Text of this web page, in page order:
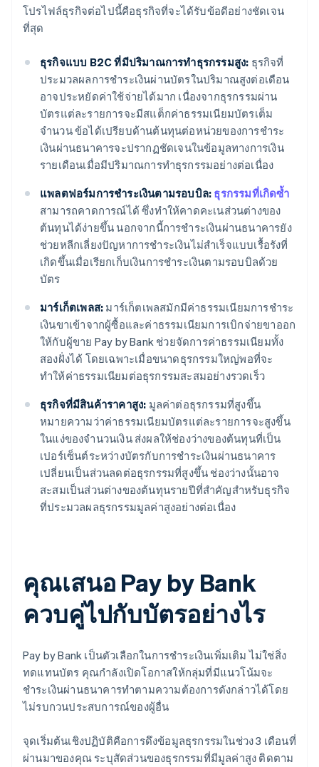
โปรไฟล์ธุรกิจต่อไปนี้คือธุรกิจที่จะได้รับข้อดีอย่างชัดเจน
ที่สุด
ธุรกิจแบบ B2C ที่มีปริมาณการทำธุรกรรมสูง: ธุรกิจที่
ประมวลผลการชำระเงินผ่านบัตรในปริมาณสูงต่อเดือน
อาจประหยัดค่าใช้จ่ายได้มาก เนื่องจากธุรกรรมผ่าน
บัตรแต่ละรายการจะมีสแต็กค่าธรรมเนียมบัตรเต็ม
จำนวน ข้อได้เปรียบด้านต้นทุนต่อหน่วยของการชำระ
เงินผ่านธนาคารจะปรากฏชัดเจนในข้อมูลทางการเงิน
รายเดือนเมื่อมีปริมาณการทำธุรกรรมอย่างต่อเนื่อง
แพลตฟอร์มการชำระเงินตามรอบบิล: ธุรกรรมที่เกิดซ้ำ
สามารถคาดการณ์ได้ ซึ่งทำให้คาดคะเนส่วนต่างของ
ต้นทุนได้ง่ายขึ้น นอกจากนี้การชำระเงินผ่านธนาคารยัง
ช่วยหลีกเลี่ยงปัญหาการชำระเงินไม่สำเร็จแบบเรื้อรังที่
เกิดขึ้นเมื่อเรียกเก็บเงินการชำระเงินตามรอบบิลด้วย
บัตร
มาร์เก็ตเพลส: มาร์เก็ตเพลสมักมีค่าธรรมเนียมการชำระ
เงินขาเข้าจากผู้ซื้อและค่าธรรมเนียมการเบิกจ่ายขาออก
ให้กับผู้ขาย Pay by Bank ช่วยจัดการค่าธรรมเนียมทั้ง
สองฝั่งได้ โดยเฉพาะเมื่อขนาดธุรกรรมใหญ่พอที่จะ
ทำให้ค่าธรรมเนียมต่อธุรกรรมสะสมอย่างรวดเร็ว
ธุรกิจที่มีสินค้าราคาสูง: มูลค่าต่อธุรกรรมที่สูงขึ้น
หมายความว่าค่าธรรมเนียมบัตรแต่ละรายการจะสูงขึ้น
ในแง่ของจำนวนเงิน ส่งผลให้ช่องว่างของต้นทุนที่เป็น
เปอร์เซ็นต์ระหว่างบัตรกับการชำระเงินผ่านธนาคาร
เปลี่ยนเป็นส่วนลดต่อธุรกรรมที่สูงขึ้น ช่องว่างนั้นอาจ
สะสมเป็นส่วนต่างของต้นทุนรายปีที่สำคัญสำหรับธุรกิจ
ที่ประมวลผลธุรกรรมมูลค่าสูงอย่างต่อเนื่อง
คุณเสนอ Pay by Bank
ควบคู่ไปกับบัตรอย่างไร
Pay by Bank เป็นตัวเลือกในการชำระเงินเพิ่มเติม ไม่ใช่สิ่ง
ทดแทนบัตร คุณกำลังเปิดโอกาสให้กลุ่มที่มีแนวโน้มจะ
ชำระเงินผ่านธนาคารทำตามความต้องการดังกล่าวได้โดย
ไม่รบกวนประสบการณ์ของผู้อื่น
จุดเริ่มต้นเชิงปฏิบัติคือการดึงข้อมูลธุรกรรมในช่วง 3 เดือนที่
ผ่านมาของคุณ ระบุสัดส่วนของธุรกรรมที่มีมูลค่าสูง ติดตาม